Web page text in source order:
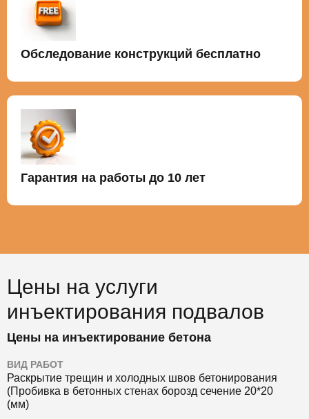
Обследование конструкций бесплатно
Гарантия на работы до 10 лет
Цены на услуги
инъектирования подвалов
Цены на инъектирование бетона
ВИД РАБОТ
Раскрытие трещин и холодных швов бетонирования
(Пробивка в бетонных стенах борозд сечение 20*20
(мм)